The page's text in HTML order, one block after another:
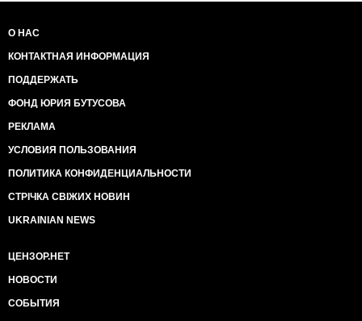
О НАС
КОНТАКТНАЯ ИНФОРМАЦИЯ
ПОДДЕРЖАТЬ
ФОНД ЮРИЯ БУТУСОВА
РЕКЛАМА
УСЛОВИЯ ПОЛЬЗОВАНИЯ
ПОЛИТИКА КОНФИДЕНЦИАЛЬНОСТИ
СТРІЧКА СВІЖИХ НОВИН
UKRAINIAN NEWS
ЦЕНЗОР.НЕТ
НОВОСТИ
СОБЫТИЯ